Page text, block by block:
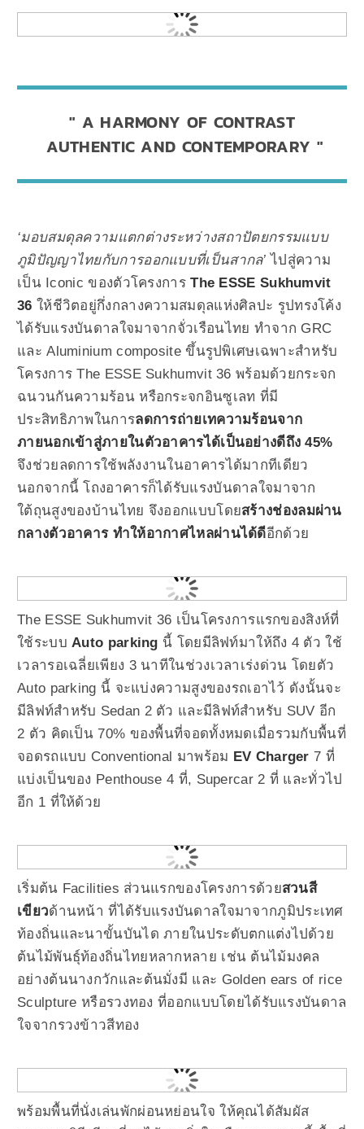
A HARMONY OF CONTRAST
AUTHENTIC AND CONTEMPORARY
‘มอบสมดุลความแตกต่างระหว่างสถาปัตยกรรมแบบ
ภูมิปัญญาไทยกับการออกแบบที่เป็นสากล’ไปสู่ความ
เป็น Iconic ของตัวโครงการThe ESSE Sukhumvit
36 ให้ชีวิตอยู่กึ่งกลางความสมดุลแห่งศิลปะ รูปทรงโค้ง
ได้รับแรงบันดาลใจมาจากจั่วเรือนไทย ทําจาก GRC
และ Aluminium composite ขึ้นรูปพิเศษเฉพาะสำหรับ
โครงการ The ESSE Sukhumvit 36 พร้อมด้วยกระจก
ฉนวนกันความร้อน หรือกระจกอินซูเลท ที่มี
ประสิทธิภาพในการลดการถ่ายเทความร้อนจาก
ภายนอกเข้าสู่ภายในตัวอาคารได้เป็นอย่างดีถึง 45%
จึงช่วยลดการใช้พลังงานในอาคารได้มากทีเดียว
นอกจากนี้ โถงอาคารก็ได้รับแรงบันดาลใจมาจาก
ใต้ถุนสูงของบ้านไทย จึงออกแบบโดยสร้างช่องลมผ่าน
กลางตัวอาคาร ทำให้อากาศไหลผ่านได้ดีอีกด้วย
The ESSE Sukhumvit 36 เป็นโครงการแรกของสิงห์ที่
ใช้ระบบ Auto parking นี้ โดยมีลิฟท์มาให้ถึง 4 ตัว ใช้
เวลารอเฉลี่ยเพียง 3 นาทีในช่วงเวลาเร่งด่วน โดยตัว
Auto parking นี้ จะแบ่งความสูงของรถเอาไว้ ดังนั้นจะ
มีลิฟท์สำหรับ Sedan 2 ตัว และมีลิฟท์สำหรับ SUV อีก
2 ตัว คิดเป็น 70% ของพื้นที่จอดทั้งหมดเมื่อรวมกับพื้นที่
จอดรถแบบ Conventional มาพร้อม EV Charger 7 ที่
แบ่งเป็นของ Penthouse 4 ที่, Supercar 2 ที่ และทั่วไป
อีก 1 ที่ให้ด้วย
เริ่มต้น Facilities ส่วนแรกของโครงการด้วยสวนสี
เขียวด้านหน้า ที่ได้รับแรงบันดาลใจมาจากภูมิประเทศ
ท้องถิ่นและนาขั้นบันได ภายในประดับตกแต่งไปด้วย
ต้นไม้พันธุ์ท้องถิ่นไทยหลากหลาย เช่น ต้นไม้มงคล
อย่างต้นนางกวักและต้นมั่งมี และ Golden ears of rice
Sculpture หรือรวงทอง ที่ออกแบบโดยได้รับแรงบันดาล
ใจจากรวงข้าวสีทอง
พร้อมพื้นที่นั่งเล่นพักผ่อนหย่อนใจ ให้คุณได้สัมผัส